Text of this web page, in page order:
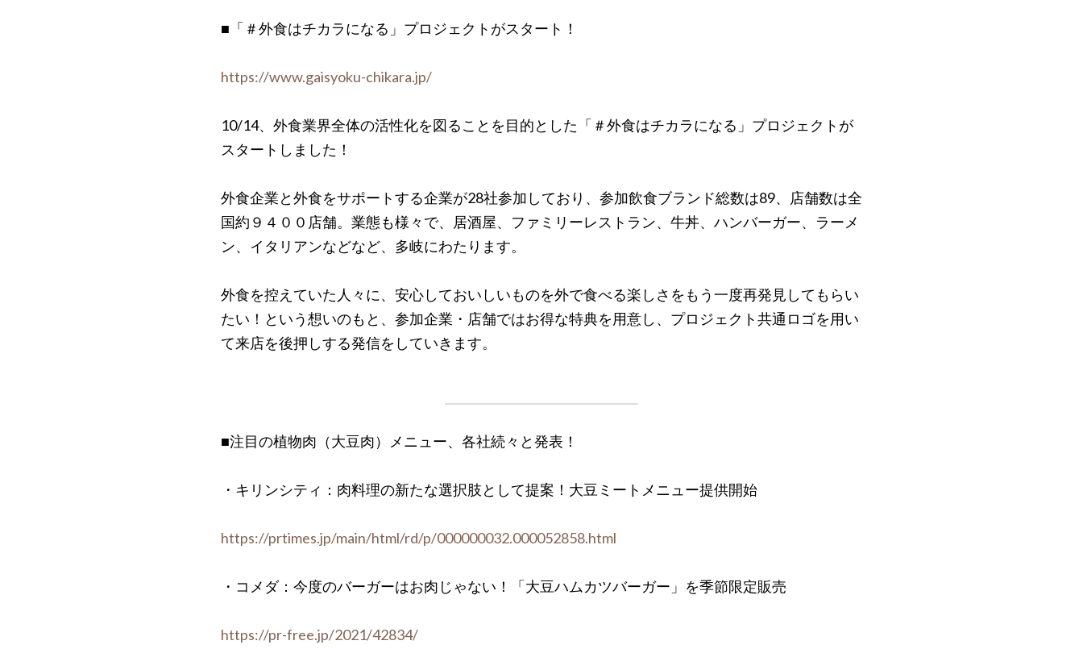
■「＃外食はチカラになる」プロジェクトがスタート！
https://www.gaisyoku-chikara.jp/
10/14、外食業界全体の活性化を図ることを目的とした「＃外食はチカラになる」プロジェクトが
スタートしました！
外食企業と外食をサポートする企業が28社参加しており、参加飲食ブランド総数は89、店舗数は全
国約９４００店舗。 業態も様々で、居酒屋、ファミリーレストラン、牛丼、ハンバーガー、ラーメ
ン、イタリアンなどなど、多岐にわたります。
外食を控えていた人々に、安心しておいしいものを外で食べる楽しさをもう一度再発見してもらい
たい！という想いのもと、 参加企業・店舗ではお得な特典を用意し、プロジェクト共通ロゴを用い
て来店を後押しする発信をしていきます。
■注目の植物肉（大豆肉）メニュー、各社続々と発表！
・キリンシティ：肉料理の新たな選択肢として提案！大豆ミートメニュー提供開始
https://prtimes.jp/main/html/rd/p/000000032.000052858.html
・コメダ：今度のバーガーはお肉じゃない！「大豆ハムカツバーガー」を季節限定販売
https://pr-free.jp/2021/42834/